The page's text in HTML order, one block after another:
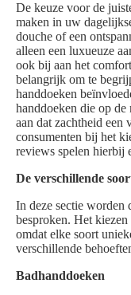
De keuze voor de
maken in uw
douche of een
alleen een luxueuze
ook bij aan het
belangrijk om te
handdoeken
handdoeken die op
aan dat zachtheid een
consumenten bij het
reviews spelen hierbij
De verschillende
In deze sectie worden
besproken. Het
omdat elke soort
verschillende
Badhanddoeken